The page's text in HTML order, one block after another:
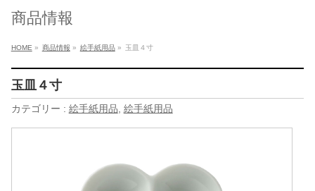
商品情報
HOME » 商品情報 » 絵手紙用品» 玉皿４寸
玉皿４寸
カテゴリー : 絵手紙用品 絵手紙用品